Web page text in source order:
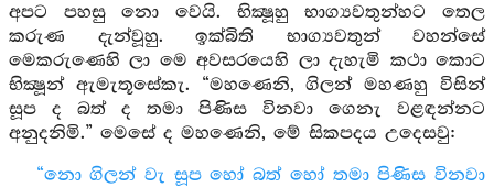
අපට පහසු නො වෙයි. භික්‍ෂූහු භාග්‍යවතුන්හට තෙල
කරුණ දැන්වූහු. ඉක්බිති භාග්‍යවතුන් වහන්සේ
මෙකරුණෙහි ලා මෙ අවසරයෙහි ලා දැහැමි කථා කොට
භික්‍ෂූන් ඇමැතූසේකැ. “මහණෙනි, ගිලන් මහණහු විසින්
සූප ද බත් ද තමා පිණිස විනවා ගෙනැ වළඳන්නට
අනුදනිමි.” මෙසේ ද මහණෙනි, මේ සිකපදය උදෙසවු:
“නො ගිලන් වැ සූප හෝ බත් හෝ තමා පිණිස විනවා